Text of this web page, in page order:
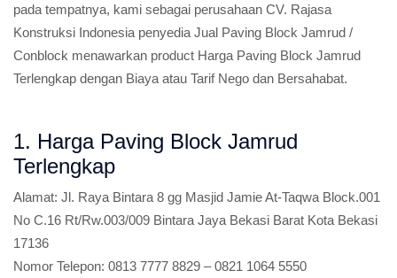
pada tempatnya, kami sebagai perusahaan CV. Rajasa
Konstruksi Indonesia penyedia Jual Paving Block Jamrud /
Conblock menawarkan product Harga Paving Block Jamrud
Terlengkap dengan Biaya atau Tarif Nego dan Bersahabat.
1. Harga Paving Block Jamrud
Terlengkap
Alamat: Jl. Raya Bintara 8 gg Masjid Jamie At-Taqwa Block.001
No C.16 Rt/Rw.003/009 Bintara Jaya Bekasi Barat Kota Bekasi
17136
Nomor Telepon: 0813 7777 8829 – 0821 1064 5550